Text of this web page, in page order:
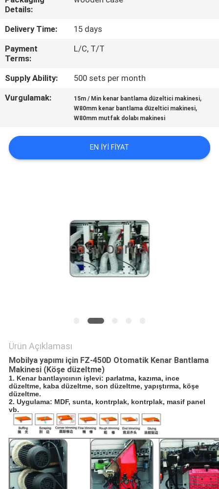
ILETIŞIME
GEÇIN
HABERLER
BIR
SITE
Details:
Delivery Time:
15 days
Payment
Terms:
L/C, T/T
Supply Ability:
500 sets per month
Vurgulamak:
15m / Min kenar bantlama düzeltici makinesi,
W80mm kenar bantlama düzeltici makinesi,
W80mm mutfak dolabı makinesi
EN IYI FIYAT
Ürün Açıklaması
Mobilya yapımı için FZ-450D Otomatik Kenar Bantlama
Makinesi (Köşe düzeltme)
1. Kenar bantlayıcının işlevi: parlatma, kazıma, ince
düzeltme, kaba düzeltme, son düzeltme, yapıştırma, köşe
düzeltme.
2. Uygulama: MDF, sunta, kontrplak, kontrplak, masif panel
vb.